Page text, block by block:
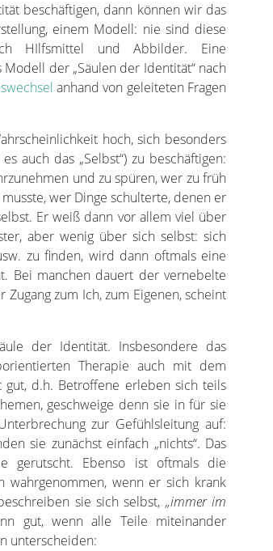
beschäftigen, dann können wir das
einem Modell: nie sind diese
HIlfsmittel und Abbilder. Eine
der „Säulen der Identität“ nach
anhand von geleiteten Fragen
hoch, sich besonders
auch das „Selbst“) zu beschäftigen:
und zu spüren, wer zu früh
wer Dinge schulterte, denen er
Er weiß dann vor allem viel über
aber wenig über sich selbst: sich
zu finden, wird dann oftmals eine
Bei manchen dauert der vernebelte
zum Ich, zum Eigenen, scheint
der Identität. Insbesondere das
Therapie auch mit dem
d.h. Betroffene erleben sich teils
geschweige denn sie in für sie
zur Gefühlsleitung auf:
sie zunächst einfach „nichts“. Das
gerutscht. Ebenso ist oftmals die
wenn er sich krank
sie sich selbst, „immer im
gut, wenn alle Teile miteinander
unterscheiden: